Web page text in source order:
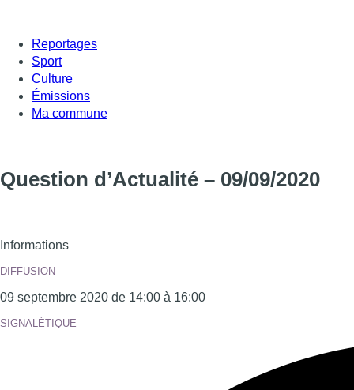
Reportages
Sport
Culture
Émissions
Ma commune
Question d’Actualité – 09/09/2020
Informations
DIFFUSION
09 septembre 2020 de 14:00 à 16:00
SIGNALÉTIQUE